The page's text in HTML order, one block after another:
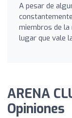
A pesar de
miembros de la
lugar que vale
ARENA
Opiniones